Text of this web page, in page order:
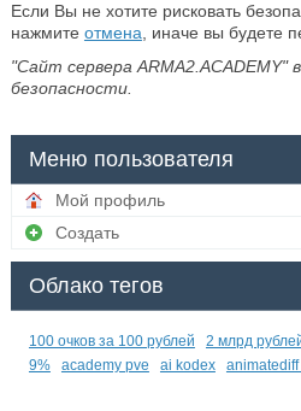
Если Вы не хотите рисковать
нажмите отмена , иначе вы будете
"Сайт сервера ARMA2.ACADEMY"
безопасности.
Меню пользователя
Мой профиль
Создать
Облако тегов
100 очков за 100 рублей 2 млрд
9%
academy pve ai kodex